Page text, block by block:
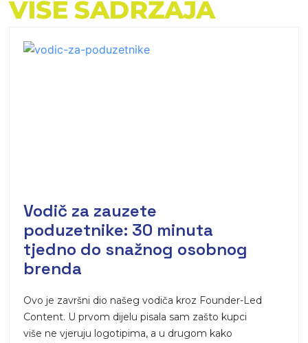
VIŠE SADRŽAJA
Vodič za zauzete
poduzetnike: 30 minuta
tjedno do snažnog osobnog
brenda
Ovo je završni dio našeg vodiča kroz Founder-Led
Content. U prvom dijelu pisala sam zašto kupci
više ne vjeruju logotipima, a u drugom kako